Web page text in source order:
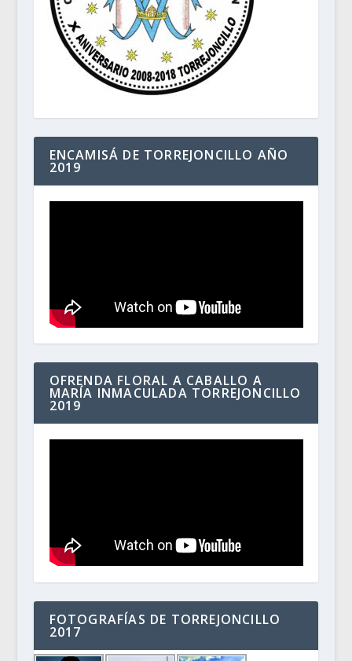
ENCAMISÁ DE TORREJONCILLO AÑO
2019
OFRENDA FLORAL A CABALLO A
MARÍA INMACULADA TORREJONCILLO
2019
FOTOGRAFÍAS DE TORREJONCILLO
2017